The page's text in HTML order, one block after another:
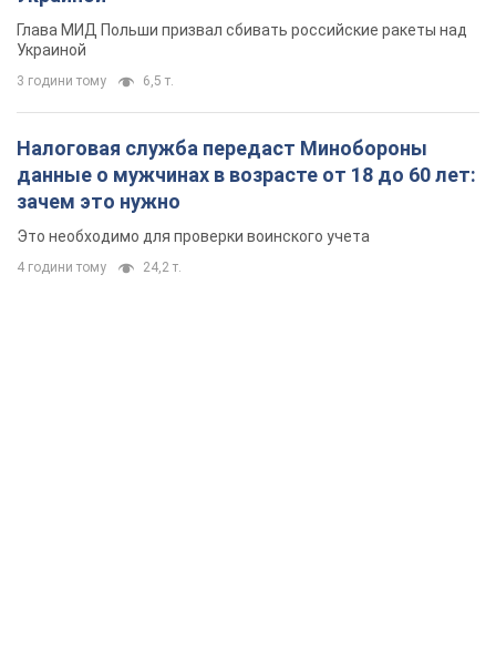
Глава МИД Польши призвал сбивать российские ракеты над
Украиной
3 години тому 6,5 т.
Налоговая служба передаст Минобороны
данные о мужчинах в возрасте от 18 до 60 лет:
зачем это нужно
Это необходимо для проверки воинского учета
4 години тому 24,2 т.